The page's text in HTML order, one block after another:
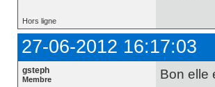
Hors ligne
27-06-2012 16:17:03
gsteph
Membre
Bon elle